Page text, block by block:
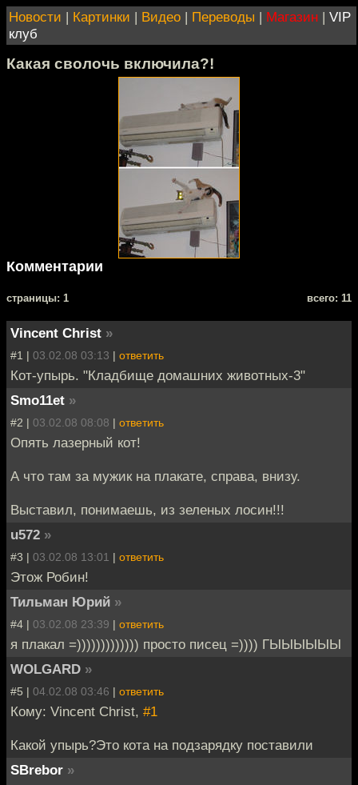
Новости | Картинки | Видео | Переводы | Магазин | VIP
клуб
Какая сволочь включила?!
Комментарии
cтраницы: 1 всего: 11
Vincent Christ »
#1 | 03.02.08 03:13 | ответить
Кот-упырь. "Кладбище домашних животных-3"
Smo11et »
#2 | 03.02.08 08:08 | ответить
Опять лазерный кот!
А что там за мужик на плакате, справа, внизу.
Выставил, понимаешь, из зеленых лосин!!!
u572 »
#3 | 03.02.08 13:01 | ответить
Этож Робин!
Тильман Юрий »
#4 | 03.02.08 23:39 | ответить
я плакал =))))))))))))) просто писец =)))) ГЫЫЫЫЫЫ
WOLGARD »
#5 | 04.02.08 03:46 | ответить
Кому: Vincent Christ, #1
Какой упырь?Это кота на подзарядку поставили
SBrebor »